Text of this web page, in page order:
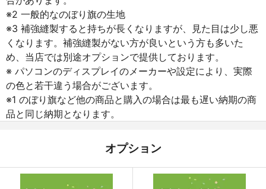
※2 一般的なのぼり旗の生地
※3 補強縫製すると持ちが長くなりますが、見た目は少し悪
くなります。補強縫製がない方が良いという方も多いた
め、当店では別途オプションで提供しております。
※ パソコンのディスプレイのメーカーや設定により、実際
の色と若干違う場合がございます。
※1 のぼり旗など他の商品と購入の場合は最も遅い納期の商
品と同じ納期となります。
オプション